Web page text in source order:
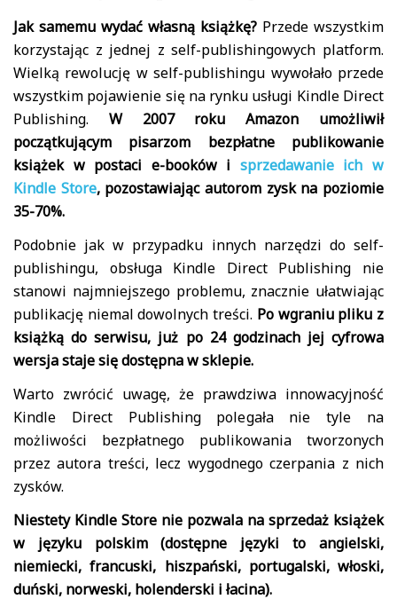
Jak samemu wydać własną książkę? Przede wszystkim
korzystając z jednej z self-publishingowych platform.
Wielką rewolucję w self-publishingu wywołało przede
wszystkim pojawienie się na rynku usługi Kindle Direct
Publishing. W 2007 roku Amazon umożliwił
początkującym pisarzom bezpłatne publikowanie
książek w postaci e-booków i sprzedawanie ich w
Kindle Store, pozostawiając autorom zysk na poziomie
35-70%.
Podobnie jak w przypadku innych narzędzi do self-
publishingu, obsługa Kindle Direct Publishing nie
stanowi najmniejszego problemu, znacznie ułatwiając
publikację niemal dowolnych treści. Po wgraniu pliku z
książką do serwisu, już po 24 godzinach jej cyfrowa
wersja staje się dostępna w sklepie.
Warto zwrócić uwagę, że prawdziwa innowacyjność
Kindle Direct Publishing polegała nie tyle na
możliwości bezpłatnego publikowania tworzonych
przez autora treści, lecz wygodnego czerpania z nich
zysków.
Niestety Kindle Store nie pozwala na sprzedaż książek
w języku polskim (dostępne języki to angielski,
niemiecki, francuski, hiszpański, portugalski, włoski,
duński, norweski, holenderski i łacina).